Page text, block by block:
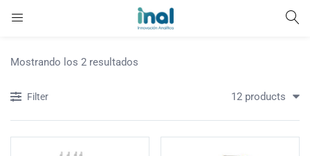
Mostrando los 2 resultados
Filter 12 products